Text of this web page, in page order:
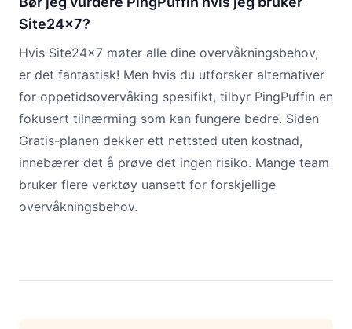
Site24x7?
Hvis Site24x7 møter alle dine overvåkningsbehov,
er det fantastisk! Men hvis du utforsker alternativer
for oppetidsovervåking spesifikt, tilbyr PingPuffin en
fokusert tilnærming som kan fungere bedre. Siden
Gratis-planen dekker ett nettsted uten kostnad,
innebærer det å prøve det ingen risiko. Mange team
bruker flere verktøy uansett for forskjellige
overvåkningsbehov.